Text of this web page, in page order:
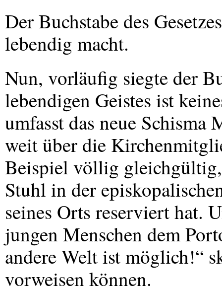
Der Buchstabe des
lebendig macht.
Nun, vorläufig siegte der
lebendigen Geistes ist
umfasst das neue Schisma
weit über die
Beispiel völlig
Stuhl in der
seines Orts reserviert hat.
jungen Menschen dem
andere Welt ist möglich!“
vorweisen können.